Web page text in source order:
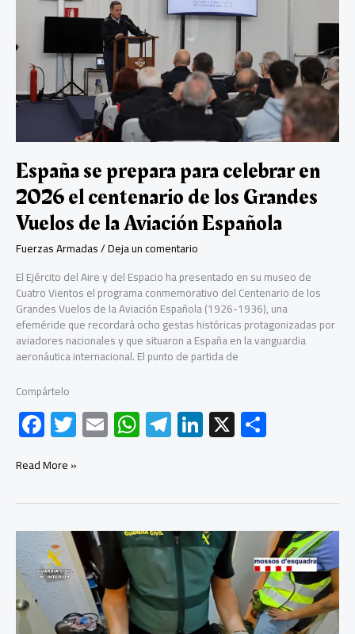
documento
el
que
reconoce
haber
entrado
en
Israel
España se prepara para celebrar en
2026 el centenario de los Grandes
Vuelos de la Aviación Española
Fuerzas Armadas/Deja un comentario
El Ejército del Aire y del Espacio ha presentado en su museo de
Cuatro Vientos el programa conmemorativo del Centenario de los
Grandes Vuelos de la Aviación Española (1926-1936), una
efeméride que recordará ocho gestas históricas protagonizadas por
aviadores nacionales y que situaron a España en la vanguardia
aeronáutica internacional. El punto de partida de
Compártelo
F
ac
e
b
o
ok
T
wi
er
E
m
W
h
s
A
p
p
Te
le
a
m
Li
nk
dI
n
X
p
ar
tir
España
celebrar
en
2026
el
centenario
de
los
Read More »